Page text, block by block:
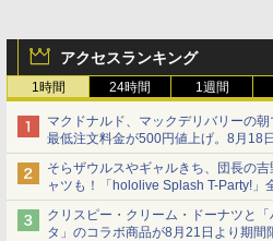
アクセスランキング
1時間 24時間 1週間
マクドナルド、マックデリバリーの
最低注文料金が500円値上げ。8月18
1,500円から受付
そらザウルスやギャルきち、団長の吉
ャツも！「hololive Splash T-Party!」
ラインナップ公開＆オンライン販売開
クリスピー・クリーム・ドーナツと「
タ」のコラボ商品が8月21日より期間